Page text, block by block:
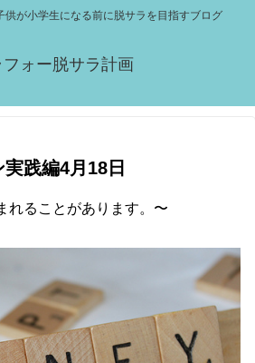
供が小学生になる前に脱サラを目指すブログ
フォー脱サラ計画
践編4月18日
れることがあります。〜